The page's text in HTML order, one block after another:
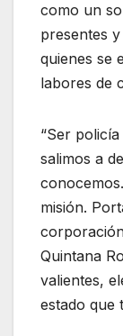
como un
presentes
quienes se
labores de
“Ser
salimos a
misión.
Quintana
valientes,
estado que